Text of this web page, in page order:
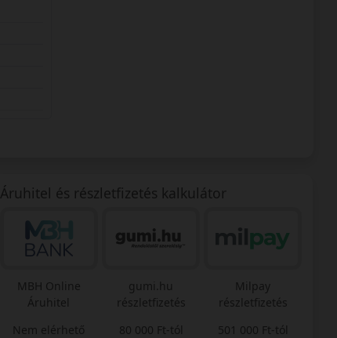
Áruhitel és részletfizetés kalkulátor
MBH Online
Áruhitel
Nem elérhető
gumi.hu
részletfizetés
80 000 Ft-tól
Milpay
részletfizetés
501 000 Ft-tól